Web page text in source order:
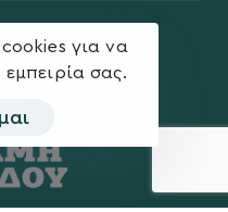
για να
σας.